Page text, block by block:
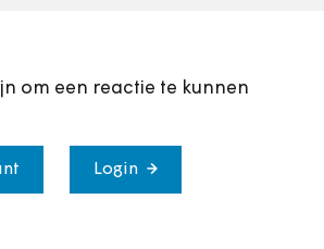
om een reactie te kunnen
Login